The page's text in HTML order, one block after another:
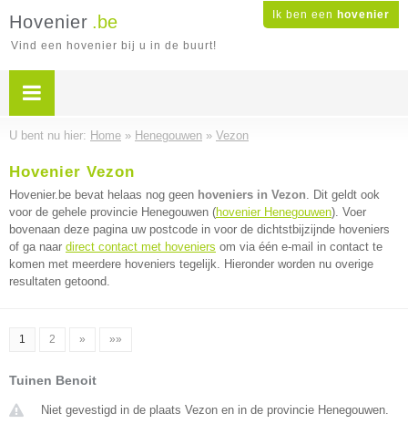
Ik ben een hovenier
Hovenier .be
Vind een hovenier bij u in de buurt!
U bent nu hier: Home » Henegouwen » Vezon
Hovenier Vezon
Hovenier.be bevat helaas nog geen hoveniers in Vezon. Dit geldt ook
voor de gehele provincie Henegouwen (hovenier Henegouwen). Voer
bovenaan deze pagina uw postcode in voor de dichtstbijzijnde hoveniers
of ga naar direct contact met hoveniers om via één e-mail in contact te
komen met meerdere hoveniers tegelijk. Hieronder worden nu overige
resultaten getoond.
1 2 » »»
Tuinen Benoit
Niet gevestigd in de plaats Vezon en in de provincie Henegouwen.